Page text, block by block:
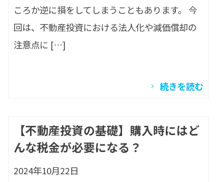
ころか逆に損をしてしまうこともあります。 今
回は、不動産投資における法人化や減価償却の
注意点に […]
続きを読む
【不動産投資の基礎】購入時にはど
んな税金が必要になる？
2024年10月22日